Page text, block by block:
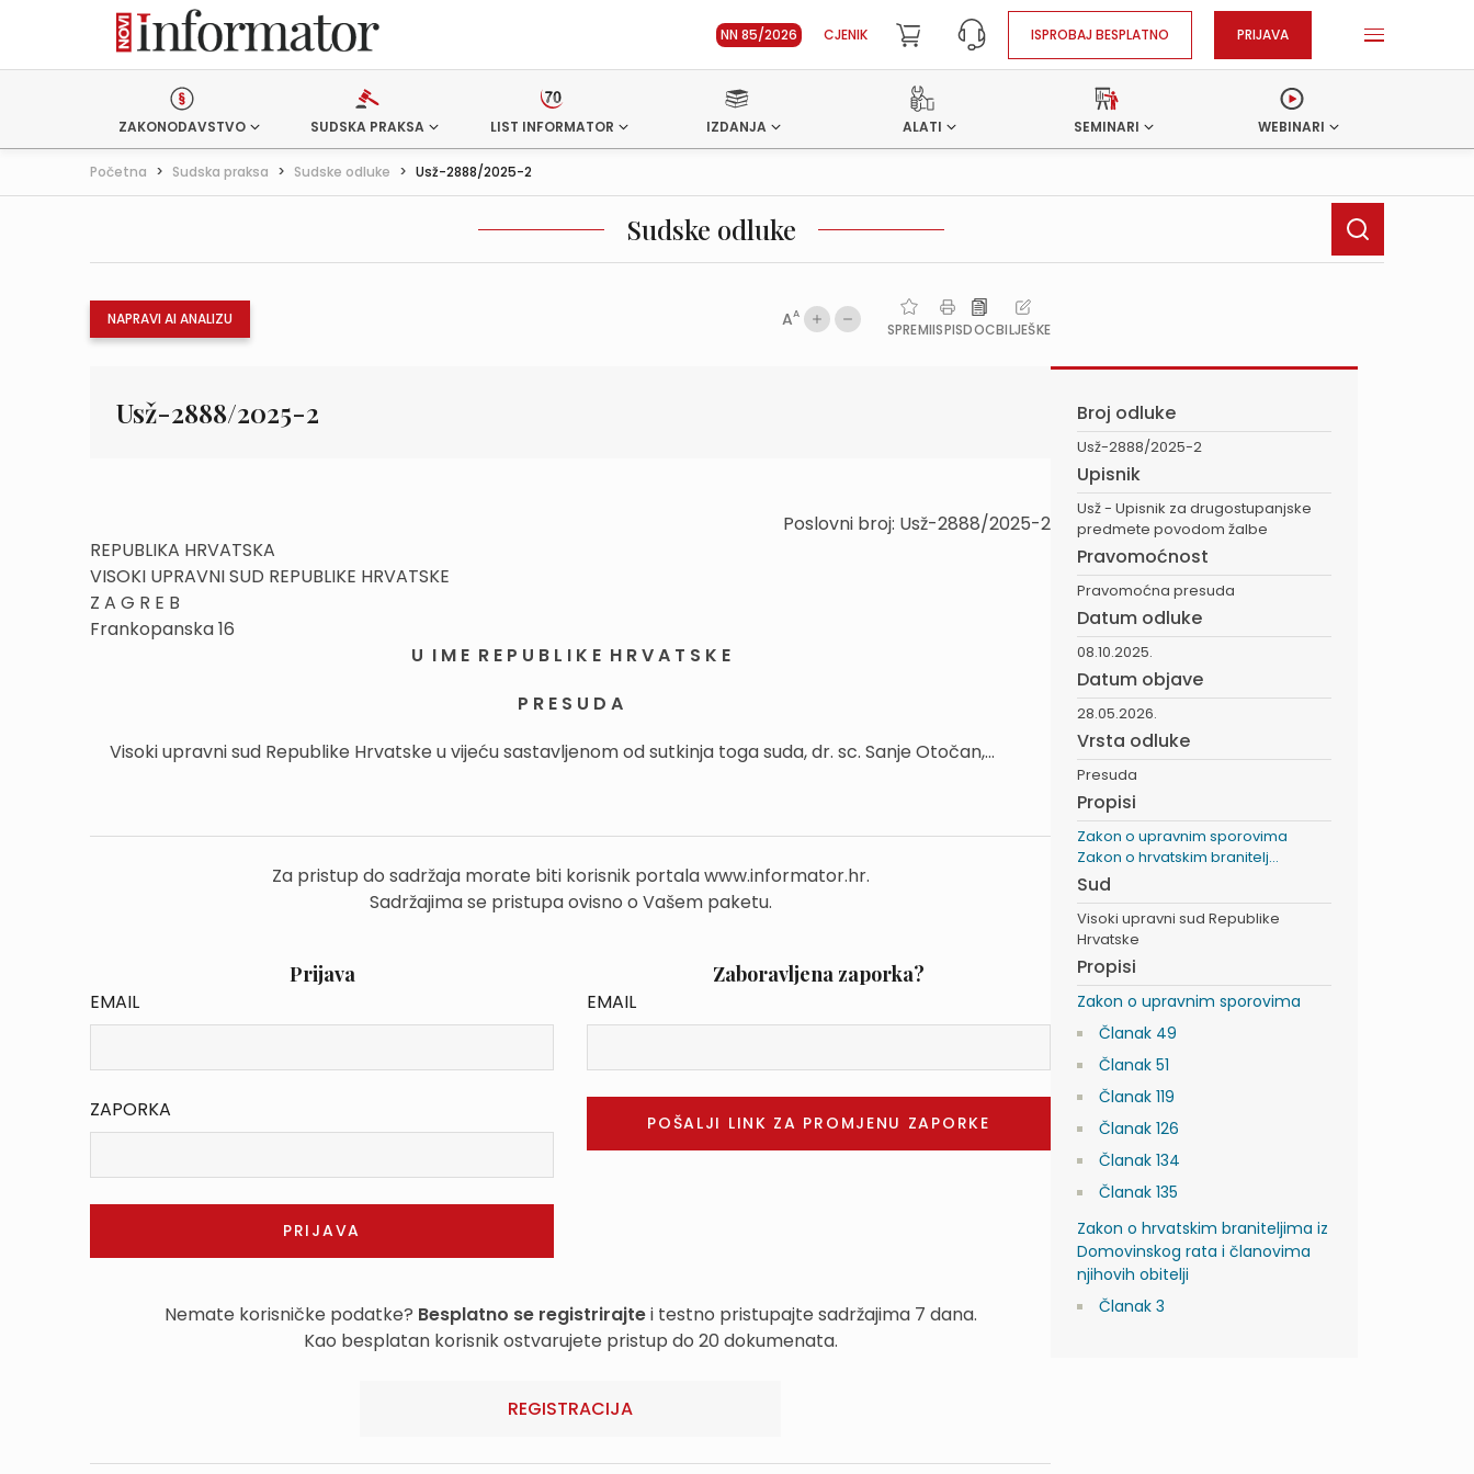
NN 85/2026 CJENIK ISPROBAJ BESPLATNO PRIJAVA
ZAKONODAVSTVO SUDSKA PRAKSA LIST INFORMATOR IZDANJA ALATI SEMINARI WEBINARI
Početna > Sudska praksa > Sudske odluke > Usž-2888/2025-2
Sudske odluke
NAPRAVI AI ANALIZU AA
SPREMIISPISDOCBILJEŠKE
Usž-2888/2025-2
Poslovni broj: Usž-2888/2025-2
REPUBLIKA HRVATSKA
VISOKI UPRAVNI SUD REPUBLIKE HRVATSKE
Z A G R E B
Frankopanska 16
U I M E R E P U B L I K E H R V A T S K E
P R E S U D A
Visoki upravni sud Republike Hrvatske u vijeću sastavljenom od sutkinja toga suda, dr. sc. Sanje Otočan,...
Za pristup do sadržaja morate biti korisnik portala www.informator.hr.
Sadržajima se pristupa ovisno o Vašem paketu.
Prijava
EMAIL
ZAPORKA
Zaboravljena zaporka?
EMAIL
Nemate korisničke podatke? Besplatno se registrirajtei testno pristupajte sadržajima 7 dana.
Kao besplatan korisnik ostvarujete pristup do 20 dokumenata.
REGISTRACIJA
Broj odluke
Usž-2888/2025-2
Upisnik
Usž - Upisnik za drugostupanjske
predmete povodom žalbe
Pravomoćnost
Pravomoćna presuda
Datum odluke
08.10.2025.
Datum objave
28.05.2026.
Vrsta odluke
Presuda
Propisi
Zakon o upravnim sporovima
Zakon o hrvatskim branitelj...
Sud
Visoki upravni sud Republike
Hrvatske
Propisi
Zakon o upravnim sporovima
Članak 49
Članak 51
Članak 119
Članak 126
Članak 134
Članak 135
Zakon o hrvatskim braniteljima iz
Domovinskog rata i članovima
njihovih obitelji
Članak 3